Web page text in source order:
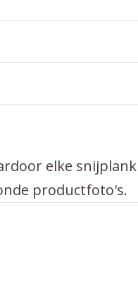
elke
productfoto's.